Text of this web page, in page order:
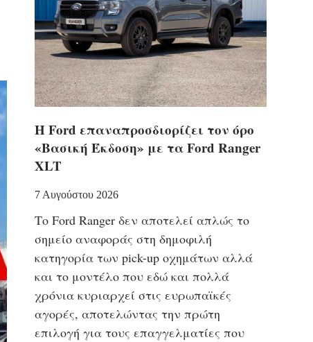
Η Ford επαναπροσδιορίζει τον όρο
«Βασική Έκδοση» με τα Ford Ranger
XLT
7 Αυγούστου 2026
Το Ford Ranger δεν αποτελεί απλώς το
σημείο αναφοράς στη δημοφιλή
κατηγορία των pick-up οχημάτων αλλά
και το μοντέλο που εδώ και πολλά
χρόνια κυριαρχεί στις ευρωπαϊκές
αγορές, αποτελώντας την πρώτη
επιλογή για τους επαγγελματίες που